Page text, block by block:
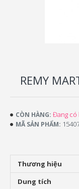
REMY
Thương hiệu
Dung tích
CÒN HÀNG: Đang có
MÃ SẢN PHẨM: